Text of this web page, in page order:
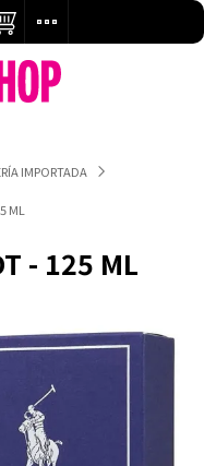
IMPORTADA
ML
- 125 ML